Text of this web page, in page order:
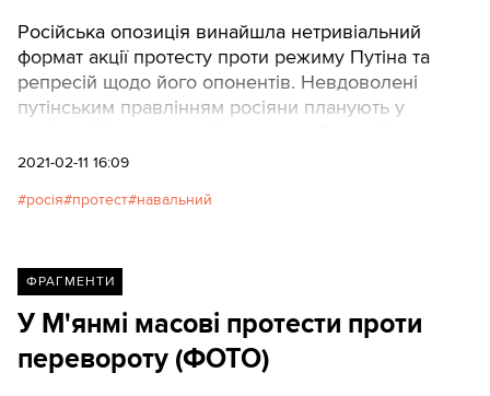
Російська опозиція винайшла нетривіальний
формат акції протесту проти режиму Путіна та
репресій щодо його опонентів. Невдоволені
путінським правлінням росіяни планують у
(наголошуємо – саме власних будинків, а не
ними в небо. І після цього Путін, звісно ж,
2021-02-11 16:09
росія протест навальний
ФРАГМЕНТИ
У М'янмі масові протести проти
перевороту (ФОТО)